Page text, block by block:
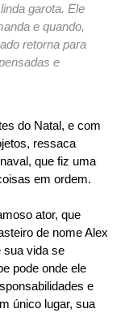
garota. Ele
e quando,
retorna para
e
do Natal, e com
ressaca
que fiz uma
em ordem.
ator, que
de nome Alex
sua vida se
pode onde ele
e
único lugar, sua